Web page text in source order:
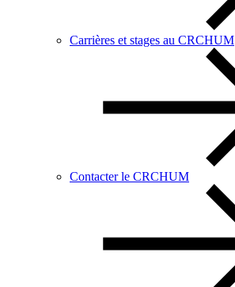
Carrières et stages au CRCHUM
Contacter le CRCHUM